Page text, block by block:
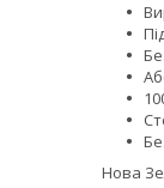
Нова